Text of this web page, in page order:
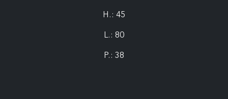
H.: 45
L.: 80
P.: 38